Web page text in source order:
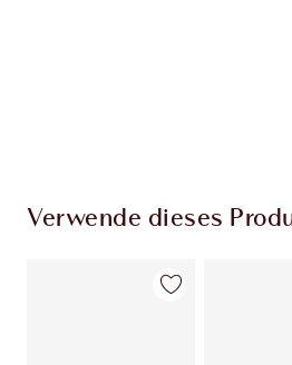
Verwende dieses